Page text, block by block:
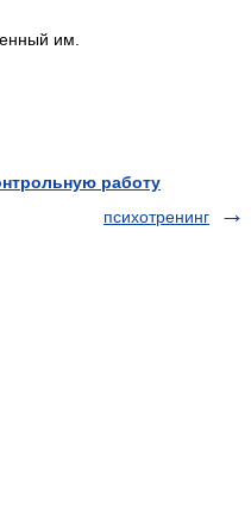
им.
работу
психотренинг